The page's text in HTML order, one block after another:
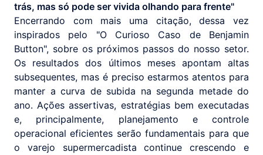
trás, mas só pode ser vivida olhando para frente"
Encerrando com mais uma citação, dessa vez
inspirados pelo "O Curioso Caso de Benjamin
Button", sobre os próximos passos do nosso setor.
Os resultados dos últimos meses apontam altas
subsequentes, mas é preciso estarmos atentos para
manter a curva de subida na segunda metade do
ano. Ações assertivas, estratégias bem executadas
e, principalmente, planejamento e controle
operacional eficientes serão fundamentais para que
o varejo supermercadista continue crescendo e